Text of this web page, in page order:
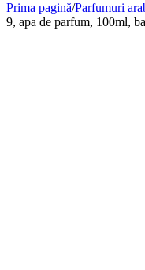
Prima pagină/Parfumuri
9, apa de parfum, 100ml,